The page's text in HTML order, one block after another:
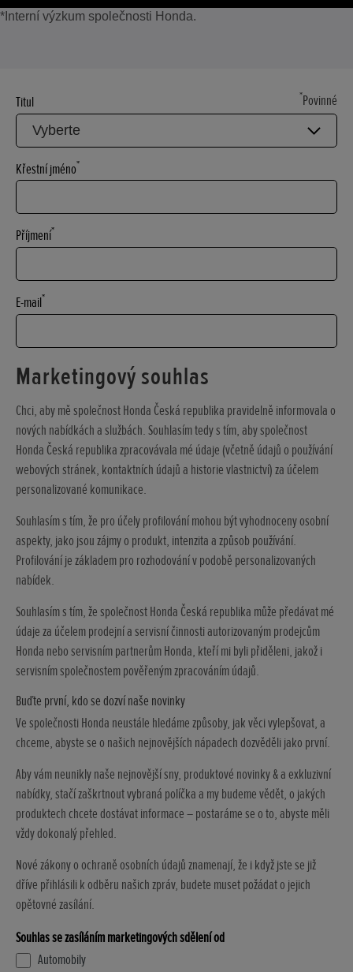
*Interní výzkum společnosti Honda.
*Povinné
Titul
Křestní jméno*
Příjmení*
E-mail*
Marketingový souhlas
Chci, aby mě společnost Honda Česká republika pravidelně informovala o
nových nabídkách a službách. Souhlasím tedy s tím, aby společnost
Honda Česká republika zpracovávala mé údaje (včetně údajů o používání
webových stránek, kontaktních údajů a historie vlastnictví) za účelem
personalizované komunikace.
Souhlasím s tím, že pro účely profilování mohou být vyhodnoceny osobní
aspekty, jako jsou zájmy o produkt, intenzita a způsob používání.
Profilování je základem pro rozhodování v podobě personalizovaných
nabídek.
Souhlasím s tím, že společnost Honda Česká republika může předávat mé
údaje za účelem prodejní a servisní činnosti autorizovaným prodejcům
Honda nebo servisním partnerům Honda, kteří mi byli přiděleni, jakož i
servisním společnostem pověřeným zpracováním údajů.
Buďte první, kdo se dozví naše novinky
Ve společnosti Honda neustále hledáme způsoby, jak věci vylepšovat, a
chceme, abyste se o našich nejnovějších nápadech dozvěděli jako první.
Aby vám neunikly naše nejnovější sny, produktové novinky & a exkluzivní
nabídky, stačí zaškrtnout vybraná políčka a my budeme vědět, o jakých
produktech chcete dostávat informace – postaráme se o to, abyste měli
vždy dokonalý přehled.
Nové zákony o ochraně osobních údajů znamenají, že i když jste se již
dříve přihlásili k odběru našich zpráv, budete muset požádat o jejich
opětovné zasílání.
Souhlas se zasíláním marketingových sdělení od
Automobily